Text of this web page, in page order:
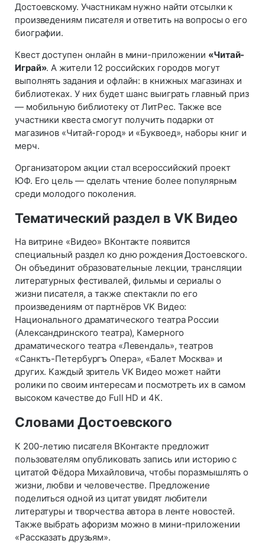
Достоевскому. Участникам нужно найти отсылки к
произведениям писателя и ответить на вопросы о его
биографии.
Квест доступен онлайн в мини-приложении «Читай-
Играй». А жители 12 российских городов могут
выполнять задания и офлайн: в книжных магазинах и
библиотеках. У них будет шанс выиграть главный приз
— мобильную библиотеку от ЛитРес. Также все
участники квеста смогут получить подарки от
магазинов «Читай-город» и «Буквоед», наборы книг и
мерч.
Организатором акции стал всероссийский проект
ЮФ. Его цель — сделать чтение более популярным
среди молодого поколения.
Тематический раздел в VK Видео
На витрине «Видео» ВКонтакте появится
специальный раздел ко дню рождения Достоевского.
Он объединит образовательные лекции, трансляции
литературных фестивалей, фильмы и сериалы о
жизни писателя, а также спектакли по его
произведениям от партнёров VK Видео:
Национального драматического театра России
(Александринского театра), Камерного
драматического театра «Левендаль», театров
«Санктъ-Петербургъ Опера», «Балет Москва» и
других. Каждый зритель VK Видео может найти
ролики по своим интересам и посмотреть их в самом
высоком качестве до Full HD и 4К.
Словами Достоевского
К 200-летию писателя ВКонтакте предложит
пользователям опубликовать запись или историю с
цитатой Фёдора Михайловича, чтобы поразмышлять о
жизни, любви и человечестве. Предложение
поделиться одной из цитат увидят любители
литературы и творчества автора в ленте новостей.
Также выбрать афоризм можно в мини-приложении
«Рассказать друзьям».